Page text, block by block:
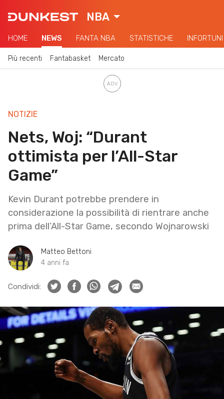
NBA
HOME NEWS FANTA NBA STATISTICHE INFORTUNI
Più recenti Fantabasket Mercato
NOTIZIE
Nets, Woj: “Durant
ottimista per l’All-Star
Game”
Kevin Durant potrebbe prendere in
considerazione la possibilità di rientrare anche
prima dell’All-Star Game, secondo Wojnarowski
Matteo Bettoni
4 anni fa
Condividi: